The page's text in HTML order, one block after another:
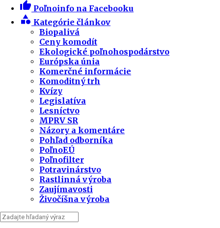
thumb_up Poľnoinfo na Facebooku
category Kategórie článkov
Biopalivá
Ceny komodít
Ekologické poľnohospodárstvo
Európska únia
Komerčné informácie
Komoditný trh
Kvízy
Legislatíva
Lesníctvo
MPRV SR
Názory a komentáre
Pohľad odborníka
PoľnoEÚ
Poľnofilter
Potravinárstvo
Rastlinná výroba
Zaujímavosti
Živočíšna výroba